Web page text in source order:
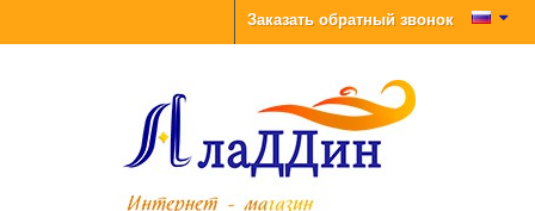
Заказать обратный звонок